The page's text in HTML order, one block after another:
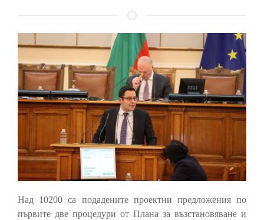
Над 10200 са подадените проектни предложения по
първите две процедури от Плана за възстановяване и